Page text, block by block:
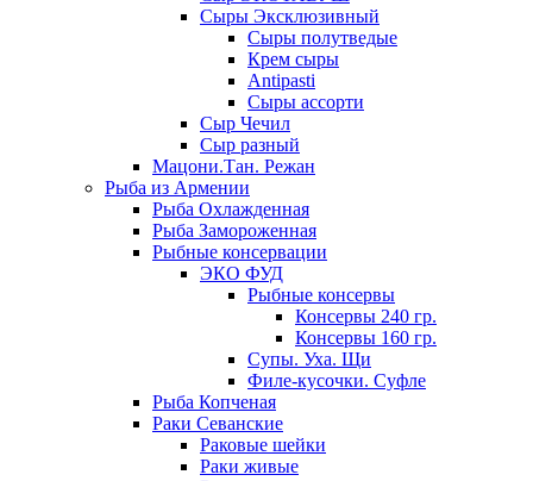
Сыры Эксклюзивный
Сыры полутведые
Крем сыры
Antipasti
Сыры ассорти
Сыр Чечил
Сыр разный
Мацони.Тан. Режан
Рыба из Армении
Рыба Охлажденная
Рыба Замороженная
Рыбные консервации
ЭКО ФУД
Рыбные консервы
Консервы 240 гр.
Консервы 160 гр.
Супы. Уха. Щи
Филе-кусочки. Суфле
Рыба Копченая
Раки Севанские
Раковые шейки
Раки живые